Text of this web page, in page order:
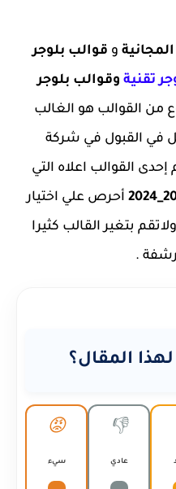
و قوالب بلوجر
تقنية وقوالب بلوجر
من القوالب هو الغالب
في القبول في شركة
القوالب اعلاه التي
أحرص علي اختيار
بتغير القالب كثيرا
.
المقال؟
👎
عادي
😡
سيء